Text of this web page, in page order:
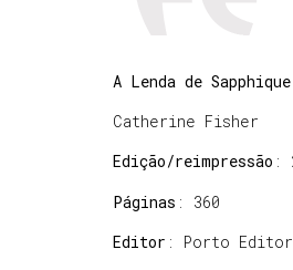
A Lenda de Sapphique
Catherine Fisher
Edição/reimpressão :
Páginas : 360
Editor : Porto